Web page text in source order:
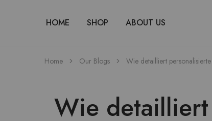
HOME SHOP ABOUT US
Home Our Blogs Wie detailliert
Wie detailliert